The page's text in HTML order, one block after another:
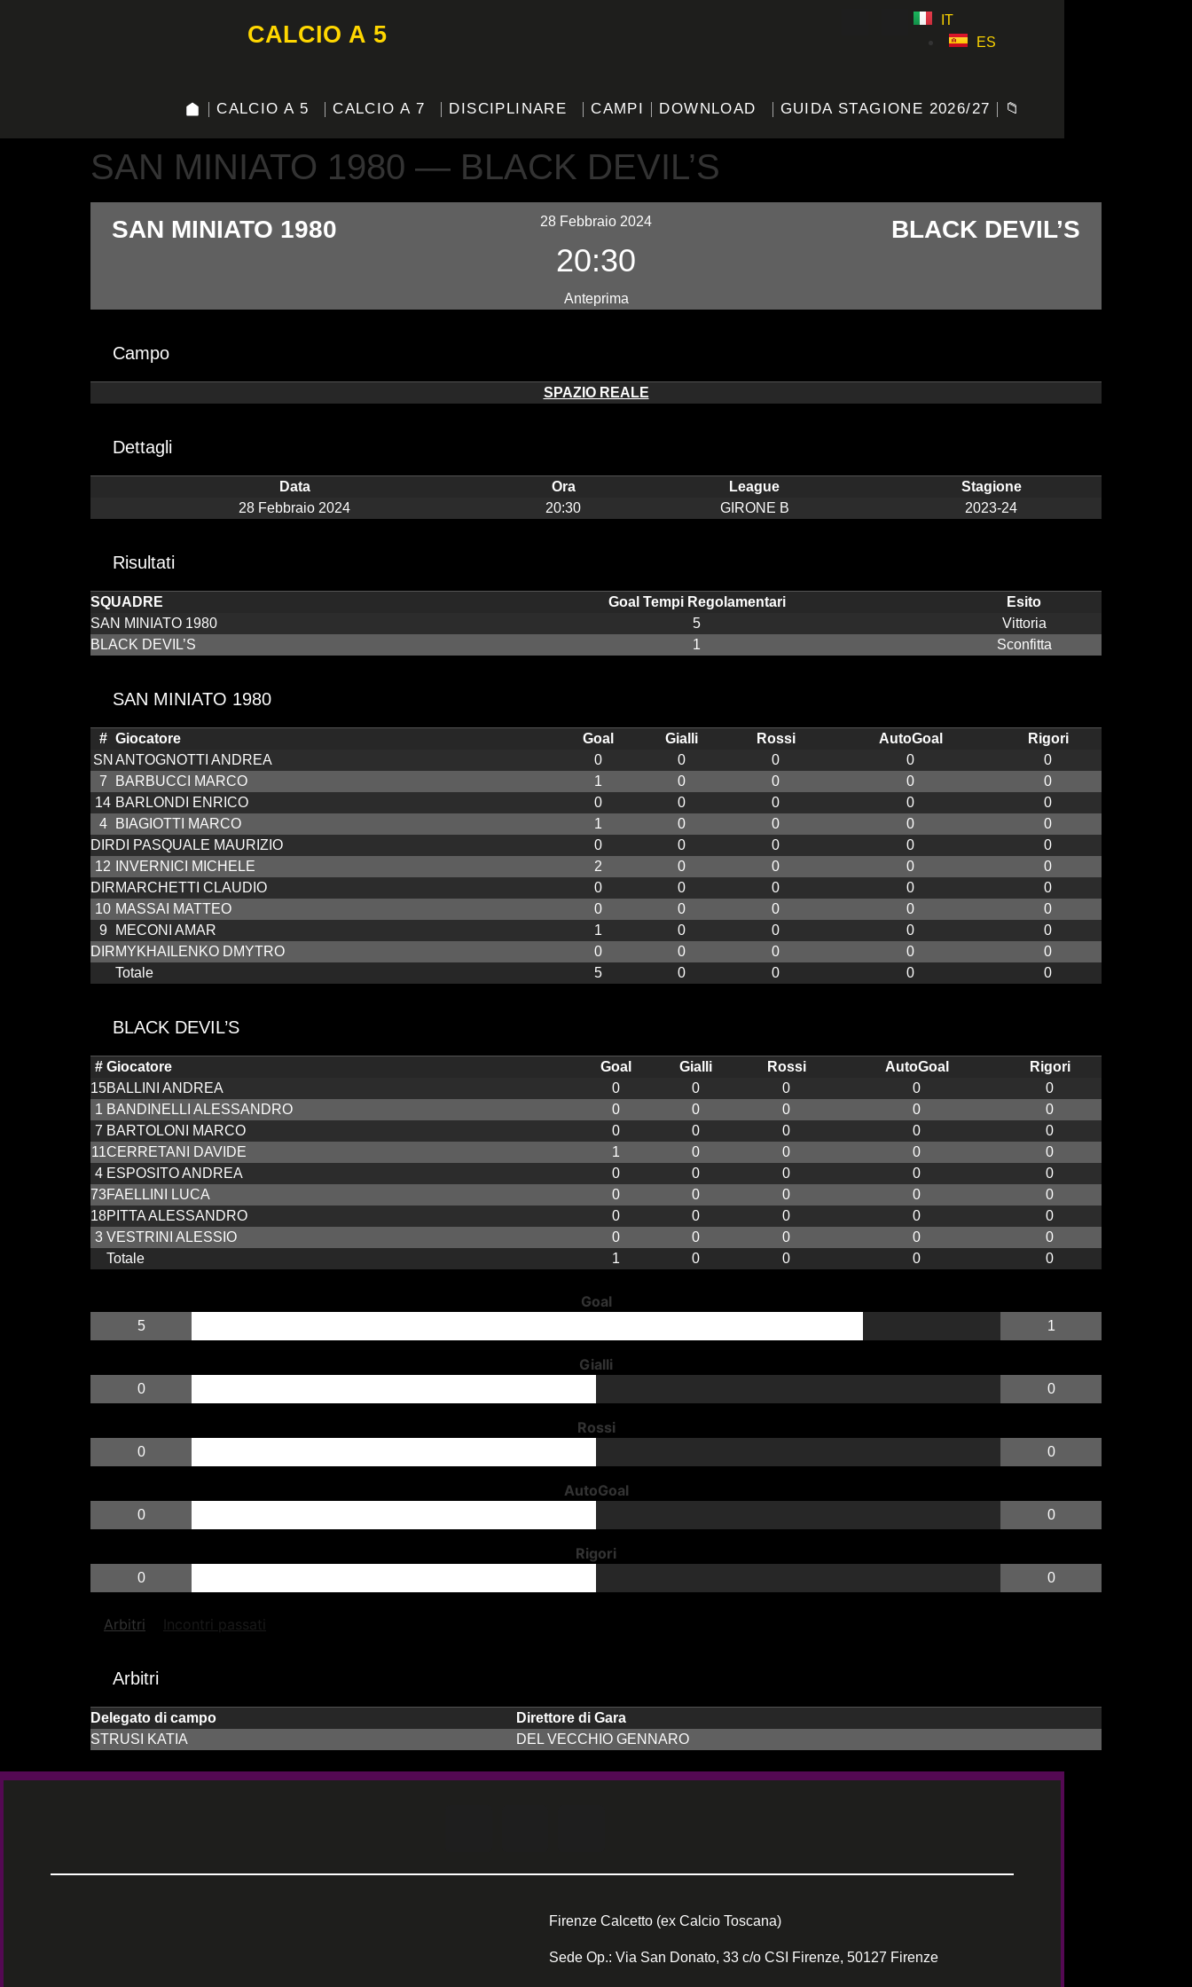
CALCIO A 5
IT
ES
CALCIO A 5 CALCIO A 7 DISCIPLINARE CAMPI DOWNLOAD GUIDA STAGIONE 2026/27 📁
SAN MINIATO 1980 — BLACK DEVIL’S
SAN MINIATO 1980 BLACK DEVIL’S
28 Febbraio 2024
20:30
Anteprima
Campo
SPAZIO REALE
Dettagli
Data Ora League
Stagione
28 Febbraio 2024
20:30 GIRONE B 2023-24
Risultati
SQUADRE Goal Tempi Regolamentari
Esito
SAN MINIATO 1980
5
Vittoria
BLACK DEVIL’S
1 Sconfitta
SAN MINIATO 1980
# Giocatore Goal Gialli Rossi AutoGoal
Rigori
SN ANTOGNOTTI ANDREA 0 0 0 0
0
7
BARBUCCI MARCO 1 0 0 0
0
14 BARLONDI ENRICO 0 0 0 0
0
4
BIAGIOTTI MARCO 1 0 0 0
0
DIRDI PASQUALE MAURIZIO 0 0 0 0
0
12
INVERNICI MICHELE 2 0 0 0
0
DIRMARCHETTI CLAUDIO 0 0 0 0
0
10 MASSAI MATTEO 0 0 0 0
0
9
MECONI AMAR 1 0 0 0
0
DIRMYKHAILENKO DMYTRO 0 0 0 0
0
Totale
5 0 0 0 0
BLACK DEVIL’S
# Giocatore Goal Gialli Rossi AutoGoal
Rigori
15BALLINI ANDREA 0 0 0 0
0
1 BANDINELLI ALESSANDRO 0 0 0 0
0
7 BARTOLONI MARCO 0 0 0 0
0
11CERRETANI DAVIDE 1 0 0 0
0
4 ESPOSITO ANDREA 0 0 0 0
0
73FAELLINI LUCA 0 0 0 0
0
18PITTA ALESSANDRO 0 0 0 0
0
3 VESTRINI ALESSIO 0 0 0 0
0
Totale
1 0 0 0 0
Goal
5 1
Gialli
0 0
Rossi
0 0
AutoGoal
0 0
Rigori
0 0
Arbitri Incontri passati
Arbitri
Delegato di campo
Direttore di Gara
STRUSI KATIA
DEL VECCHIO GENNARO
Firenze Calcetto (ex Calcio Toscana)
Sede Op.: Via San Donato, 33 c/o CSI Firenze, 50127 Firenze